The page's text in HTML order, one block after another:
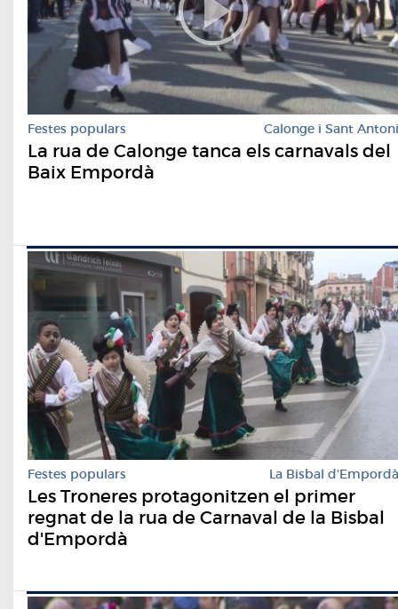
Festes populars Calonge i Sant Antoni
La rua de Calonge tanca els carnavals del
Baix Empordà
Festes populars La Bisbal d'Empordà
Les Troneres protagonitzen el primer
regnat de la rua de Carnaval de la Bisbal
d'Empordà